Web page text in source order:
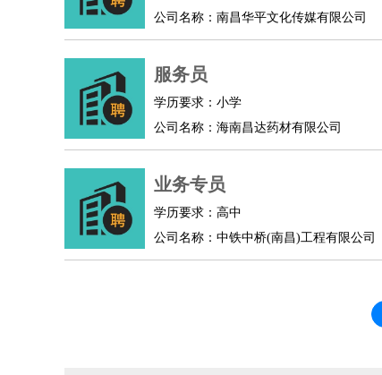
公司名称：南昌华平文化传媒有限公司
服务员
学历要求：小学
公司名称：海南昌达药材有限公司
业务专员
学历要求：高中
公司名称：中铁中桥(南昌)工程有限公司